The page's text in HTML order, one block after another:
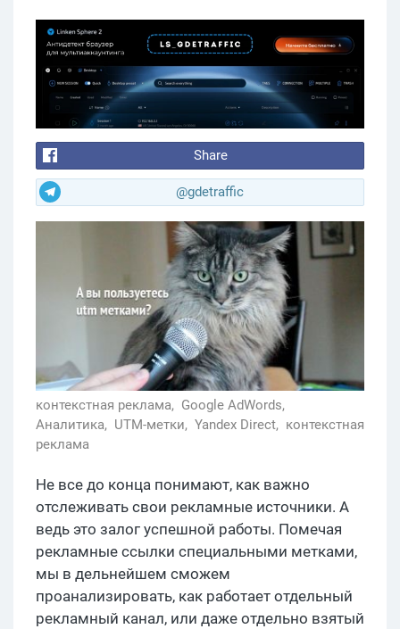
Share
@gdetraffic
контекстная реклама, Google AdWords,
Аналитика, UTM-метки, Yandex Direct, контекстная
реклама
Не все до конца понимают, как важно
отслеживать свои рекламные источники. А
ведь это залог успешной работы. Помечая
рекламные ссылки специальными метками,
мы в дельнейшем сможем
проанализировать, как работает отдельный
рекламный канал, или даже отдельно взятый